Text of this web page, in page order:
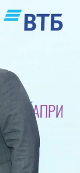
ТРИП ЛУЧШИЙ